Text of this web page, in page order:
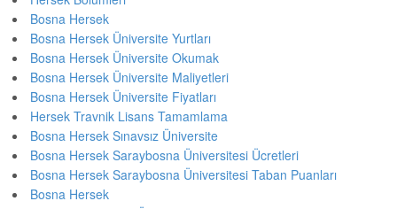
Bosna Hersek
Bosna Hersek Üniversite Yurtları
Bosna Hersek Üniversite Okumak
Bosna Hersek Üniversite Maliyetleri
Bosna Hersek Üniversite Fiyatları
Hersek Travnik Lisans Tamamlama
Bosna Hersek Sınavsız Üniversite
Bosna Hersek Saraybosna Üniversitesi Ücretleri
Bosna Hersek Saraybosna Üniversitesi Taban Puanları
Bosna Hersek